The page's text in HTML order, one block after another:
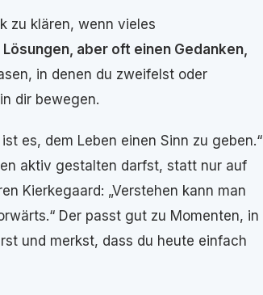
zu klären, wenn vieles
aber oft einen Gedanken,
in denen du zweifelst oder
dir bewegen.
es, dem Leben einen Sinn zu geben.“
aktiv gestalten darfst, statt nur auf
Kierkegaard: „Verstehen kann man
Der passt gut zu Momenten, in
und merkst, dass du heute einfach